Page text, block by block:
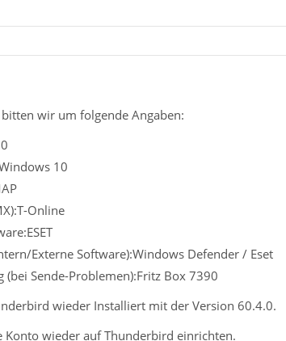
wir um folgende Angaben:
10
Online
Externe Software):Windows Defender / Eset
Sende-Problemen):Fritz Box 7390
wieder Installiert mit der Version 60.4.0.
Konto wieder auf Thunderbird einrichten.